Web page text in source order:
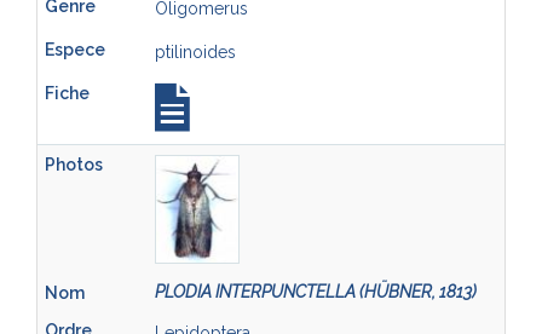
Oligomerus
ptilinoides
PLODIA INTERPUNCTELLA (HÜBNER, 1813)